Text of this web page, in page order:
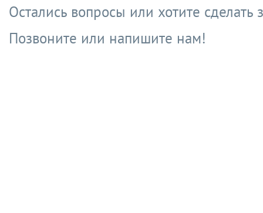
Остались вопросы или хотите сделать
Позвоните или напишите нам!